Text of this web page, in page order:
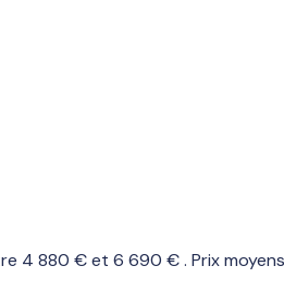
880 € et 6 690 € . Prix